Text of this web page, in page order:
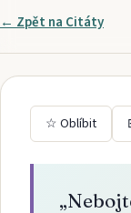
← Zpět na Citáty
☆ Oblíbit
„